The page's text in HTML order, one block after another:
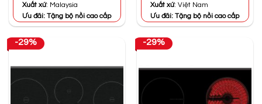
Xuất xứ: Malaysia
Ưu đãi: Tặng bộ nồi cao cấp
Xuất xứ: Việt Nam
Ưu đãi: Tặng bộ nồi cao cấp
-29% -29%